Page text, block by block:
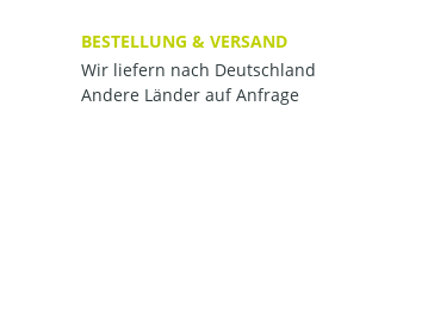
BESTELLUNG & VERSAND
Wir liefern nach Deutschland
Andere Länder auf Anfrage